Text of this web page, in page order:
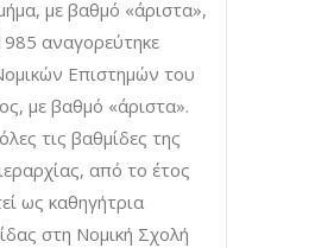
με βαθμό «άριστα»,
αναγορεύτηκε
Επιστημών του
με βαθμό «άριστα».
τις βαθμίδες της
από το έτος
ως καθηγήτρια
στη Νομική Σχολή